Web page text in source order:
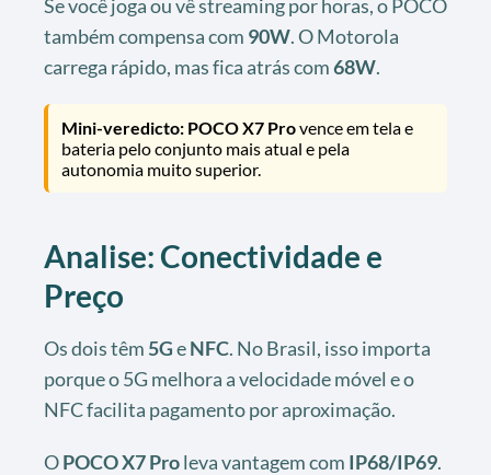
Se você joga ou vê streaming por horas, o POCO
também compensa com 90W. O Motorola
carrega rápido, mas fica atrás com68W.
Mini-veredicto: POCO X7 Provence em tela e
bateria pelo conjunto mais atual e pela
autonomia muito superior.
Analise: Conectividade e
Preço
Os dois têm 5GeNFC. No Brasil, isso importa
porque o 5G melhora a velocidade móvel e o
NFC facilita pagamento por aproximação.
OPOCO X7 Proleva vantagem com IP68/IP69.